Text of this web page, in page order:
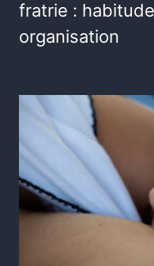
fratrie :
organisation